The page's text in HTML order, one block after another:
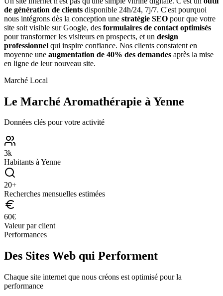
de génération de clients disponible 24h/24, 7j/7. C'est pourquoi
nous intégrons dès la conception une stratégie SEO pour que votre
site soit visible sur Google, des formulaires de contact optimisés
pour transformer les visiteurs en prospects, et un design
professionnel qui inspire confiance. Nos clients constatent en
moyenne une augmentation de 40% des demandes après la mise
en ligne de leur nouveau site.
Marché Local
Le Marché Aromathérapie à Yenne
Données clés pour votre activité
3k
Habitants àYenne
20+
Recherches mensuelles estimées
60€
Valeur par client
Performances
Des Sites Web qui Performent
Chaque site internet que nous créons est optimisé pour la
performance